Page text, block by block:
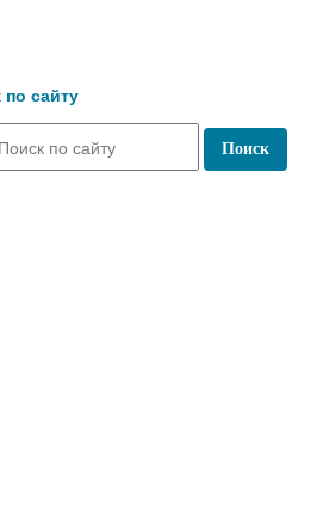
по номеру телефона или на
по сайту